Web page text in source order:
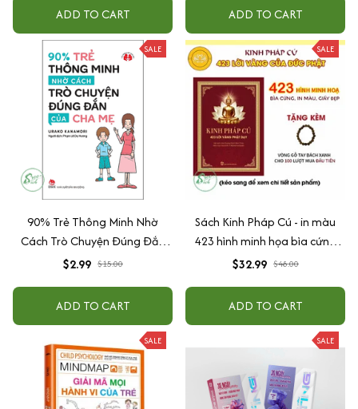
ADD TO CART ADD TO CART
SALE
90% Trẻ Thông Minh Nhờ
Cách Trò Chuyện Đúng Đắn
Của Cha Mẹ
$2.99 $15.00
ADD TO CART
SALE
Sách Kinh Pháp Cú - in màu
423 hình minh họa bìa cứng
cao cấp + tặng kèm vòng tay
$32.99 $48.00
ADD TO CART
SALE SALE